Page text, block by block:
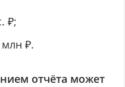
₽;
₽.
отчёта может